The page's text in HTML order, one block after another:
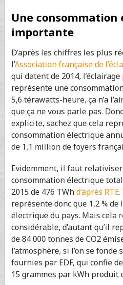
Une consommation
importante
D’après les chiffres les plus
l’Association française de
qui datent de 2014,
représente une
5,6 térawatts-heure, ça n’a
que ça ne vous parle pas.
explicite, sachez que cela
consommation électrique
de 1,1 million de foyers
Evidemment, il faut
consommation électrique
2015 de 476 TWhd’après RTE.
représente donc que 1,2 % de
électrique du pays. Mais cela
considérable, d’autant qu’il
de 84 000 tonnes de CO2
l’atmosphère, si l’on se fonde
fournies par EDF, qui confie
15 grammes par kWh produit